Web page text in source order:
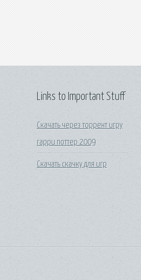
Links to Important Stuff
Скачать через торрент игру
гарри поттер 2009
Скачать скачку для игр